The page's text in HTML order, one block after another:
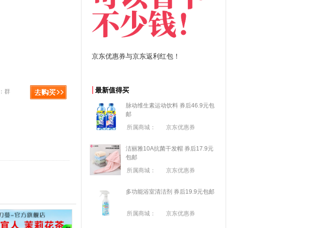
群
返利红包！ 拼多多优惠券+拼多多返利
最新值得买
脉动维生素运动饮料 券后46.9元包
邮
所属商城：
京东优惠券
洁丽雅10A抗菌干发帽 券后17.9元
包邮
所属商城：
京东优惠券
多功能浴室清洁剂 券后19.9元包邮
所属商城： 京东优惠券